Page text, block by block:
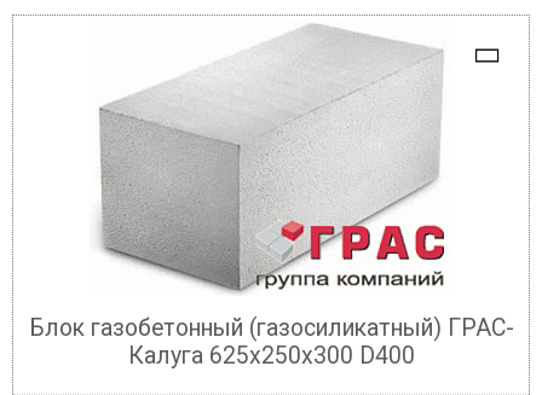
Блок газобетонный (газосиликатный) ГРАС-
Калуга 625x250x300 D400